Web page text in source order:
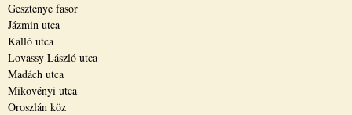
Gesztenye fasor
Jázmin utca
Kalló utca
Lovassy László utca
Madách utca
Mikovényi utca
Oroszlán köz